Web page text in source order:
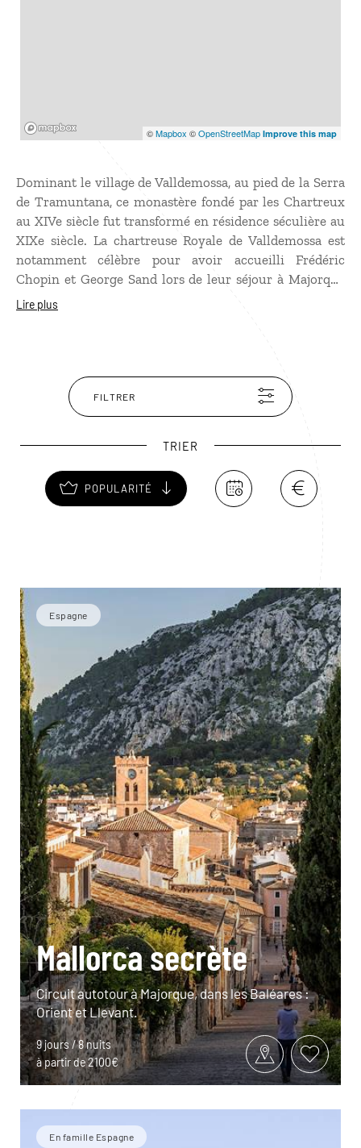
©Mapbox ©OpenStreetMap Improve this map
Dominant le village de Valldemossa, au pied de la Serra
de Tramuntana, ce monastère fondé par les Chartreux
au XIVe siècle fut transformé en résidence séculière au
XIXe siècle. La chartreuse Royale de Valldemossa est
notamment célèbre pour avoir accueilli Frédéric
Chopin et George Sand lors de leur séjour à Majorque
en 1838. Son cadre enchanteur a beaucoup inspiré le
pharmacie, d’une église et de son cloître gothique, la
Chartreuse fait partie des sites incontournables des
Lire plus
FILTRER
TRIER
POPULARITÉ
Espagne
Mallorca secrète
Circuit autotour à Majorque, dans les Baléares :
Orient et Llevant.
9 jours / 8 nuits
à partir de 2100€
En famille Espagne